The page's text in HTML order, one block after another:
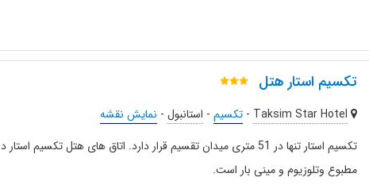
تکسیم استار هتل
Taksim Star Hotel
-تکسیم - استانبول - نمایش نقشه
تکسیم استار تنها در 51 متری میدان تقسیم قرار دارد. اتاق های هتل تکسیم
مطبوع وتلوزیوم و مینی بار است.